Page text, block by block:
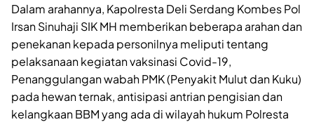
Dalam arahannya, Kapolresta Deli Serdang Kombes Pol
Irsan Sinuhaji SIK MH memberikan beberapa arahan dan
penekanan kepada personilnya meliputi tentang
pelaksanaan kegiatan vaksinasi Covid-19,
Penanggulangan wabah PMK (Penyakit Mulut dan Kuku)
pada hewan ternak, antisipasi antrian pengisian dan
kelangkaan BBM yang ada di wilayah hukum Polresta